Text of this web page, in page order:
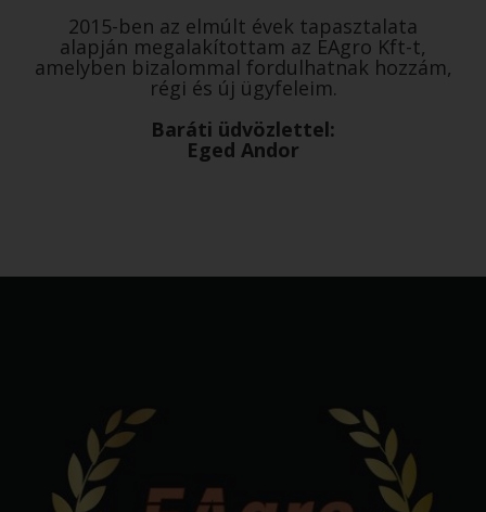
2015-ben az elmúlt évek tapasztalata
alapján megalakítottam az EAgro Kft-t,
amelyben bizalommal fordulhatnak hozzám,
régi és új ügyfeleim.
Baráti üdvözlettel:
Eged Andor